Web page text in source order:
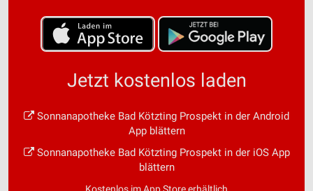
Jetzt kostenlos laden
Sonnanapotheke Bad Kötzting Prospekt in der Android
App blättern
Sonnanapotheke Bad Kötzting Prospekt in der iOS App
blättern